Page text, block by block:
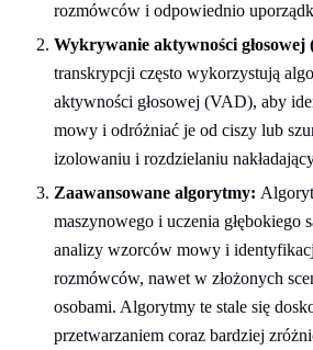
rozmówców i odpowiednio
Wykrywanie aktywności głosowej
transkrypcji często wykorzystują
aktywności głosowej (VAD), aby
mowy i odróżniać je od ciszy lub
izolowaniu i rozdzielaniu
Zaawansowane algorytmy:
maszynowego i uczenia głębokiego
analizy wzorców mowy i
rozmówców, nawet w złożonych
osobami. Algorytmy te stale się
przetwarzaniem coraz bardziej